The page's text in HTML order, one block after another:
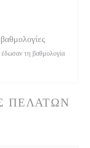
ΠΕΛΑΤΏΝ
τη βαθμολογία